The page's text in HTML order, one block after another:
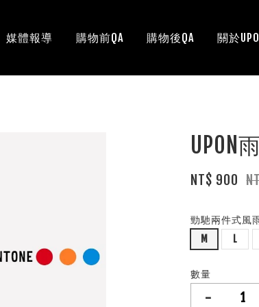
媒體報導 購物前QA 購物後QA 關於
NT$ 900
勁馳兩件式風
M
L
數量
-